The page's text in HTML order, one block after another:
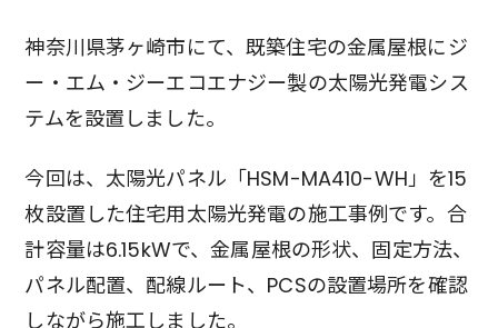
神奈川県茅ヶ崎市にて、既築住宅の金属屋根にジ
ー・エム・ジーエコエナジー製の太陽光発電シス
テムを設置しました。
今回は、太陽光パネル「HSM-MA410-WH」を15
枚設置した住宅用太陽光発電の施工事例です。合
計容量は6.15kWで、金属屋根の形状、固定方法、
パネル配置、配線ルート、PCSの設置場所を確認
しながら施工しました。